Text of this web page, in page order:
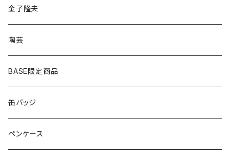
シルバー
ゴールド
シルバー
ピアス
イヤリング
ヘアゴム
ポニーフック
ブローチ
アクセサリー
イヤリング
ピアス
雑貨・小物
金子隆夫
陶芸
BASE限定商品
缶バッジ
ペンケース